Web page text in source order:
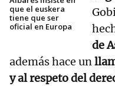
que el euskera
tiene que ser
oficial en Europa
de
además hace un
y al respeto del